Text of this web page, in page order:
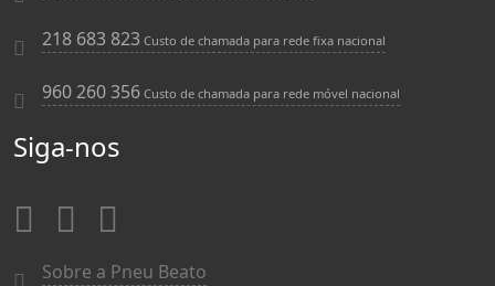
218 683 823 Custo de chamada para rede fixa nacional
960 260 356 Custo de chamada para rede móvel nacional
Siga-nos
Sobre a Pneu Beato